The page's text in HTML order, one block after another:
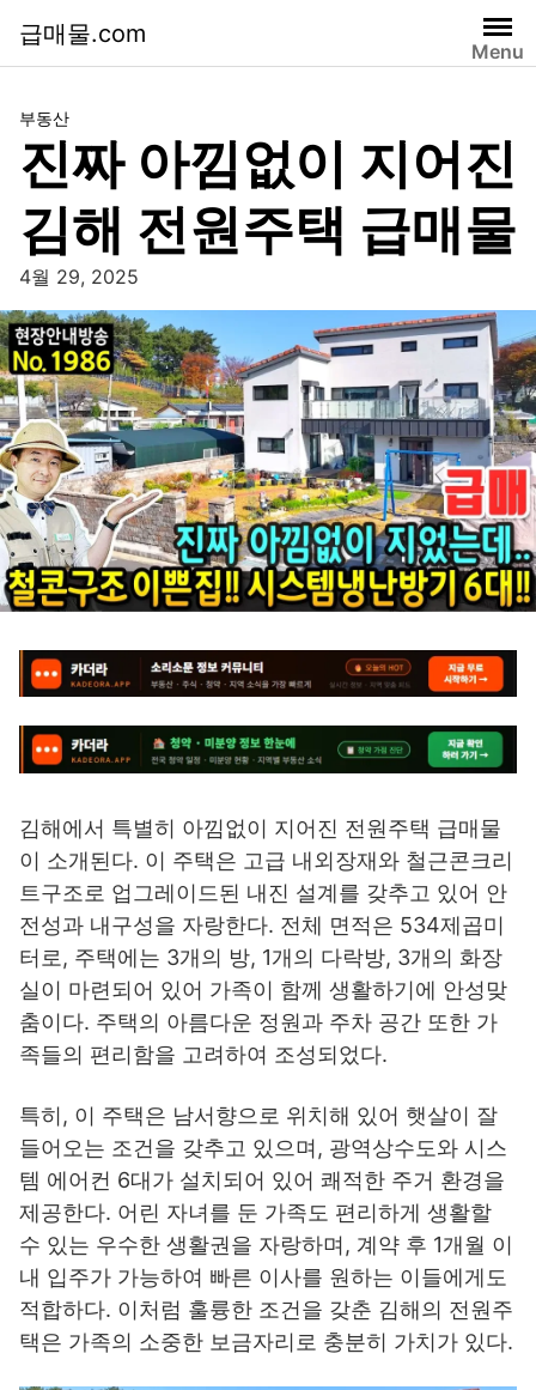
급매물.com
Menu
부동산
진짜 아낌없이 지어진
김해 전원주택 급매물
4월 29, 2025
김해에서 특별히 아낌없이 지어진 전원주택 급매물
이 소개된다. 이 주택은 고급 내외장재와 철근콘크리
트구조로 업그레이드된 내진 설계를 갖추고 있어 안
전성과 내구성을 자랑한다. 전체 면적은 534제곱미
터로, 주택에는 3개의 방, 1개의 다락방, 3개의 화장
실이 마련되어 있어 가족이 함께 생활하기에 안성맞
춤이다. 주택의 아름다운 정원과 주차 공간 또한 가
족들의 편리함을 고려하여 조성되었다.
특히, 이 주택은 남서향으로 위치해 있어 햇살이 잘
들어오는 조건을 갖추고 있으며, 광역상수도와 시스
템 에어컨 6대가 설치되어 있어 쾌적한 주거 환경을
제공한다. 어린 자녀를 둔 가족도 편리하게 생활할
수 있는 우수한 생활권을 자랑하며, 계약 후 1개월 이
내 입주가 가능하여 빠른 이사를 원하는 이들에게도
적합하다. 이처럼 훌륭한 조건을 갖춘 김해의 전원주
택은 가족의 소중한 보금자리로 충분히 가치가 있다.